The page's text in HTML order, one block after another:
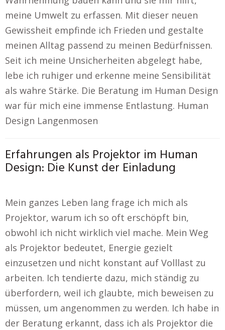
meine Umwelt zu erfassen. Mit dieser neuen
Gewissheit empfinde ich Frieden und gestalte
meinen Alltag passend zu meinen Bedürfnissen.
Seit ich meine Unsicherheiten abgelegt habe,
lebe ich ruhiger und erkenne meine Sensibilität
als wahre Stärke. Die Beratung im Human Design
war für mich eine immense Entlastung. Human
Design Langenmosen
Erfahrungen als Projektor im Human
Design: Die Kunst der Einladung
Mein ganzes Leben lang frage ich mich als
Projektor, warum ich so oft erschöpft bin,
obwohl ich nicht wirklich viel mache. Mein Weg
als Projektor bedeutet, Energie gezielt
einzusetzen und nicht konstant auf Volllast zu
arbeiten. Ich tendierte dazu, mich ständig zu
überfordern, weil ich glaubte, mich beweisen zu
müssen, um angenommen zu werden. Ich habe in
der Beratung erkannt, dass ich als Projektor die